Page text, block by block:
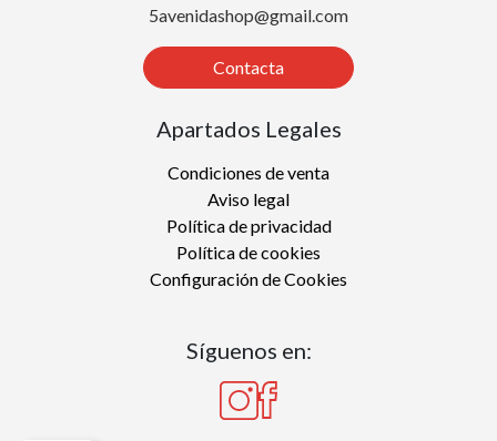
5avenidashop@gmail.com
Contacta
Apartados Legales
Condiciones de venta
Aviso legal
Política de privacidad
Política de cookies
Configuración de Cookies
Síguenos en: